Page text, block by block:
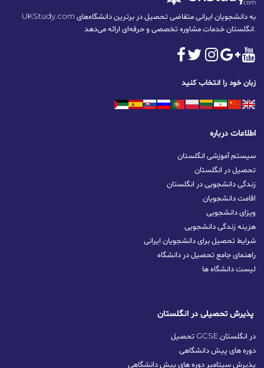
UKStudy.com به دانشجویان ایرانی متقاضی تحصیل در برترین دانشگاه‌های
زبان خود را انتخاب کنید
اطلاعات درباره
سیستم آموزشی انگلستان
تحصیل در انگلستان
زندگی دانشجویی در انگلستان
اقامت دانشجویان
ویزای دانشجویی
هزینه زندگی دانشجویی
شرایط تحصیل برای دانشجویان ایرانی
راهنمای جامع تحصیل در دانشگاه
لیست دانشگاه ها
پذیرش تحصیلی در انگلستان
تحصیل GCSE در انگلستان
دوره های پیش دانشگاهی
پذیرش سپتامبر دوره های پیش دانشگاهی